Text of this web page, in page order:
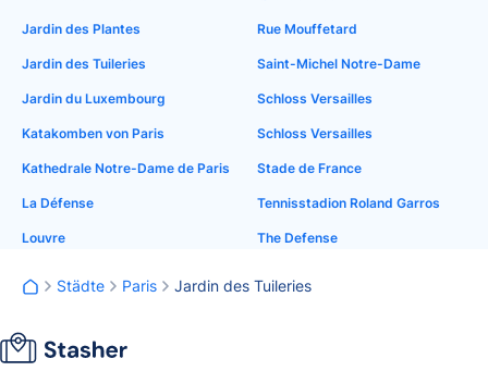
Jardin des Plantes
Jardin des Tuileries
Jardin du Luxembourg
Katakomben von Paris
Kathedrale Notre-Dame de Paris
La Défense
Louvre
Rue Mouffetard
Saint-Michel Notre-Dame
Schloss Versailles
Schloss Versailles
Stade de France
Tennisstadion Roland Garros
The Defense
Städte Paris Jardin des Tuileries